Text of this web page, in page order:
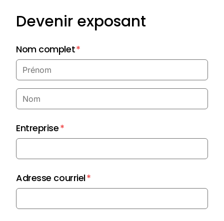
Devenir exposant
Nom complet*
Entreprise*
Adresse courriel*